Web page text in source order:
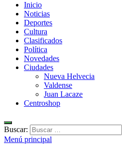
Rosario Web
Todas la noticias de Rosario y la zona
Inicio
Noticias
Deportes
Cultura
Clasificados
Política
Novedades
Ciudades
Nueva Helvecia
Valdense
Juan Lacaze
Centroshop
Buscar:
Menú principal